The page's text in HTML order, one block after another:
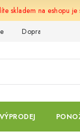
skladem na eshopu
Doprava a platba
VÝPRODEJ